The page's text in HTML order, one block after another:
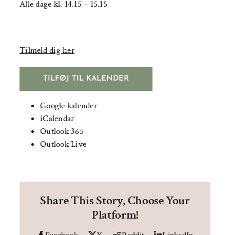
Alle dage kl. 14.15 – 15.15
Tilmeld dig her
TILFØJ TIL KALENDER
Google kalender
iCalendar
Outlook 365
Outlook Live
Share This Story, Choose Your
Platform!